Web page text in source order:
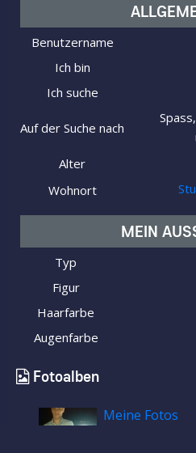
Benutzername
Ich bin
Ich suche
Auf der Suche nach
Alter
Wohnort
MEIN
Typ
Figur
Haarfarbe
Augenfarbe
Fotoalben
Meine Fotos